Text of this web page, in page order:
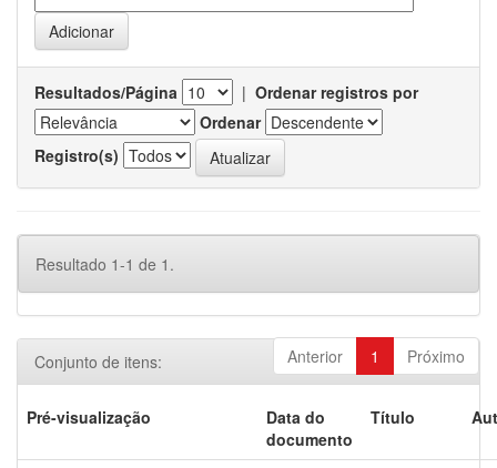
Resultados/Página | Ordenar registros por
Ordenar
Registro(s)
Resultado 1-1 de 1.
Anterior 1 Próximo
Conjunto de itens:
Pré-visualização
Data do
documento
Título